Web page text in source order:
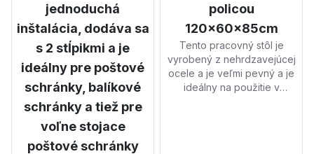
jednoduchá
inštalácia, dodáva sa
s 2 stĺpikmi a je
ideálny pre poštové
schránky, balíkové
schránky a tiež pre
voľne stojace
poštové schránky
policou
120x60x85cm
Tento pracovný stôl je
vyrobený z nehrdzavejúcej
ocele a je veľmi pevný a je
ideálny na použitie v